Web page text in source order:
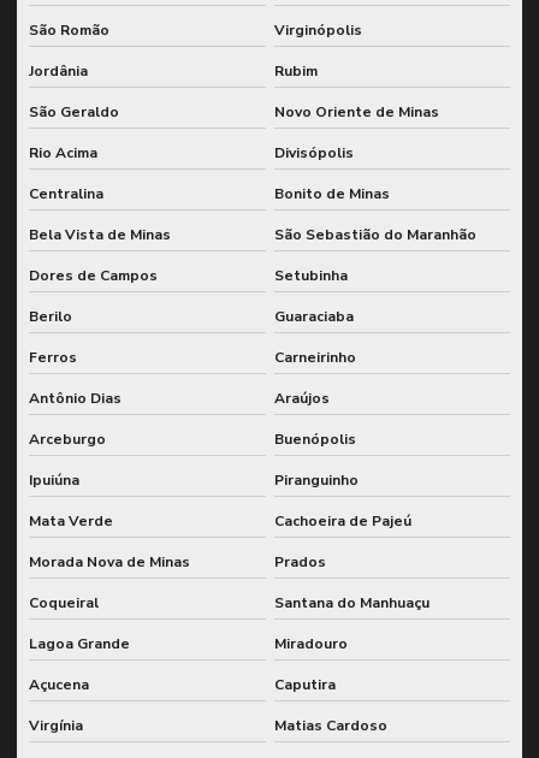
São Romão Virginópolis
Jordânia Rubim
São Geraldo Novo Oriente de Minas
Rio Acima Divisópolis
Centralina Bonito de Minas
Bela Vista de Minas São Sebastião do Maranhão
Dores de Campos Setubinha
Berilo Guaraciaba
Ferros Carneirinho
Antônio Dias Araújos
Arceburgo Buenópolis
Ipuiúna Piranguinho
Mata Verde Cachoeira de Pajeú
Morada Nova de Minas Prados
Coqueiral Santana do Manhuaçu
Lagoa Grande Miradouro
Açucena Caputira
Virgínia Matias Cardoso